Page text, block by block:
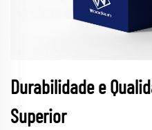
Durabilidade e
Superior